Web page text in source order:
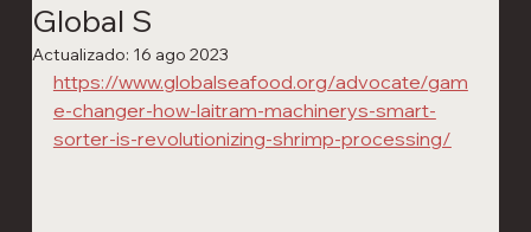
Global S
Actualizado: 16 ago 2023
https://www.globalseafood.org/advocate/gam
e-changer-how-laitram-machinerys-smart-
sorter-is-revolutionizing-shrimp-processing/